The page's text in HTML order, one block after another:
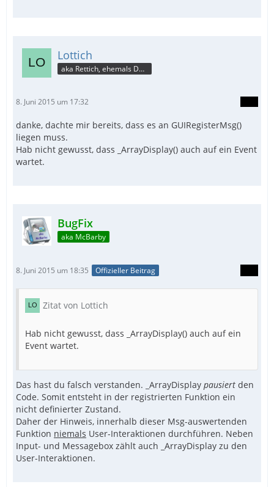
Lottich
aka Rettich, ehemals DAU
8. Juni 2015 um 17:32
danke, dachte mir bereits, dass es an GUIRegisterMsg()
liegen muss.
Hab nicht gewusst, dass _ArrayDisplay() auch auf ein Event
wartet.
BugFix
aka McBarby
8. Juni 2015 um 18:35 Offizieller Beitrag
Zitat von Lottich
Hab nicht gewusst, dass _ArrayDisplay() auch auf ein
Event wartet.
Das hast du falsch verstanden. _ArrayDisplay pausiert den
Code. Somit entsteht in der registrierten Funktion ein
nicht definierter Zustand.
Daher der Hinweis, innerhalb dieser Msg-auswertenden
Funktion niemals User-Interaktionen durchführen. Neben
Input- und Messagebox zählt auch _ArrayDisplay zu den
User-Interaktionen.